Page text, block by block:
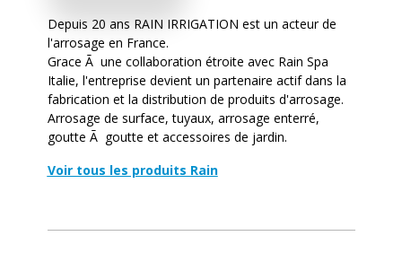
Depuis 20 ans RAIN IRRIGATION est un acteur de
l'arrosage en France.
Grace Ã une collaboration étroite avec Rain Spa
Italie, l'entreprise devient un partenaire actif dans la
fabrication et la distribution de produits d'arrosage.
Arrosage de surface, tuyaux, arrosage enterré,
goutte Ã goutte et accessoires de jardin.
Voir tous les produits Rain